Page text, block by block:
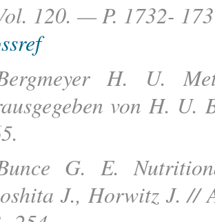
120. — P. 1732-
H. U.
von H.
G. E.
J., Horwitz J.